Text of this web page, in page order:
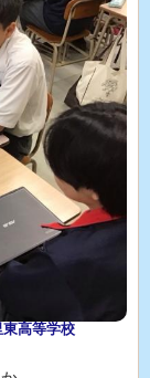
高等学校